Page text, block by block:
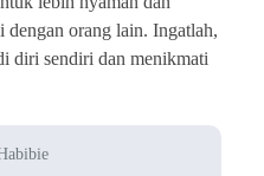
dengan orang lain. Ingatlah,
diri sendiri dan menikmati